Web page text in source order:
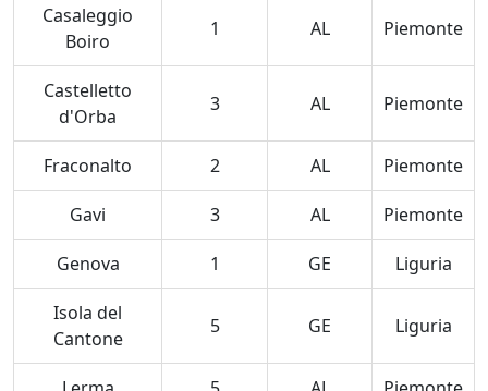
Casaleggio
Boiro
1 AL Piemonte
Castelletto
d'Orba
3 AL Piemonte
Fraconalto 2 AL Piemonte
Gavi 3 AL Piemonte
Genova 1 GE Liguria
Isola del
Cantone
5 GE Liguria